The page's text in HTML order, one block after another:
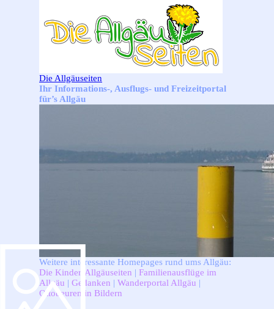
Die Allgäuseiten
Ihr Informations-, Ausflugs- und Freizeitportal
für’s Allgäu
Weitere interessante Homepages rund ums Allgäu:
Die Kinder-Allgäuseiten | Familienausflüge im
Allgäu | Gedanken | Wanderportal Allgäu |
Ottobeuren in Bildern